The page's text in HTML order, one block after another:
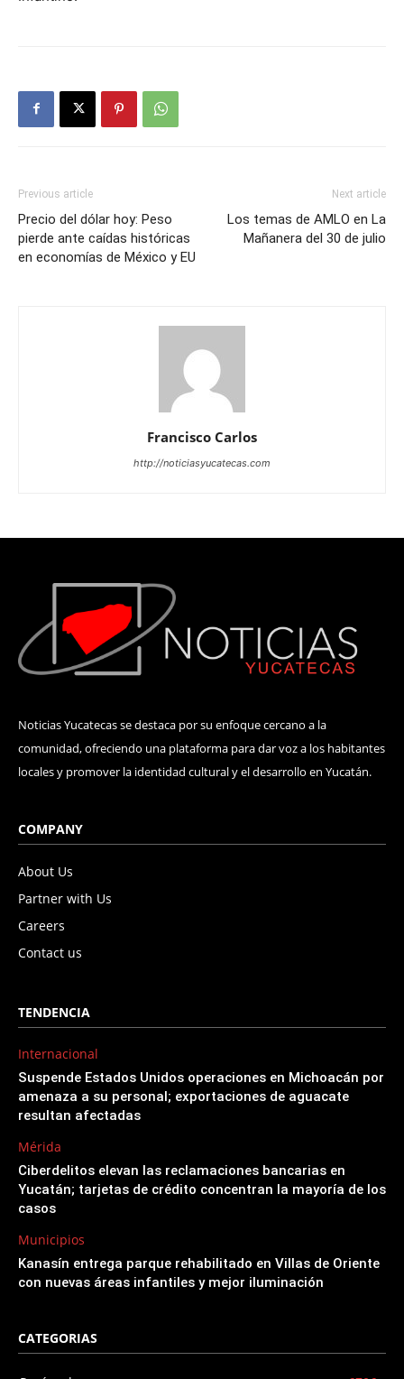
Previous article
Precio del dólar hoy: Peso
pierde ante caídas históricas
en economías de México y EU
Next article
Los temas de AMLO en La
Mañanera del 30 de julio
Francisco Carlos
http://noticiasyucatecas.com
Noticias Yucatecas se destaca por su enfoque cercano a la
comunidad, ofreciendo una plataforma para dar voz a los habitantes
locales y promover la identidad cultural y el desarrollo en Yucatán.
COMPANY
About Us
Partner with Us
Careers
Contact us
TENDENCIA
Internacional
Suspende Estados Unidos operaciones en Michoacán por
amenaza a su personal; exportaciones de aguacate
resultan afectadas
Mérida
Ciberdelitos elevan las reclamaciones bancarias en
Yucatán; tarjetas de crédito concentran la mayoría de los
casos
Municipios
Kanasín entrega parque rehabilitado en Villas de Oriente
con nuevas áreas infantiles y mejor iluminación
CATEGORIAS